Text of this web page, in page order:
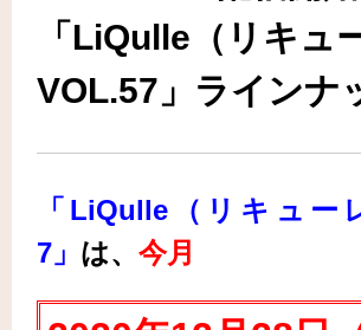
「LiQulle（リキュ
VOL.57」ラインナ
「LiQulle（リキュー
7」 は、今月